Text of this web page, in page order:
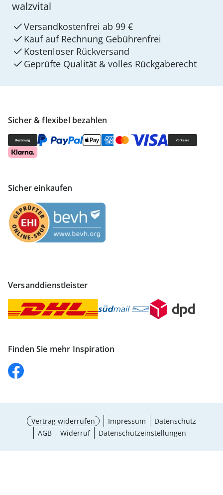
Sicher & flexibel bezahlen
Sicher einkaufen
Versanddienstleister
Finden Sie mehr Inspiration
walzvital
Versandkostenfrei ab 99 €
Kauf auf Rechnung Gebührenfrei
Kostenloser Rückversand
Geprüfte Qualität & volles Rückgaberecht
Vertrag widerrufen Impressum
Datenschutz
AGB
Widerruf Datenschutzeinstellungen